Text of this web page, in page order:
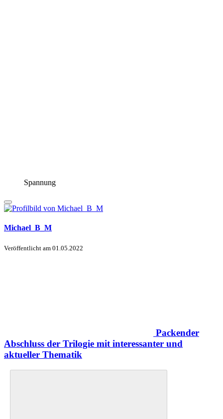
Spannung
Michael_B_M
Veröffentlicht am 01.05.2022
Packender
Abschluss der Trilogie mit interessanter und
aktueller Thematik